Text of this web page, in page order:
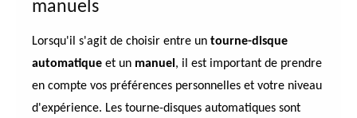
manuels
Lorsqu'il s'agit de choisir entre un tourne-disque
automatique et un manuel , il est important de prendre
en compte vos préférences personnelles et votre niveau
d'expérience. Les tourne-disques automatiques sont